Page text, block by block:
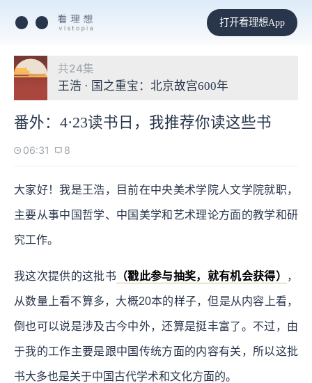
打开看理想App
共24集
王浩 · 国之重宝：北京故宫600年
番外：4·23读书日，我推荐你读这些书
06:31 8
大家好！我是王浩，目前在中央美术学院人文学院就职，
主要从事中国哲学、中国美学和艺术理论方面的教学和研
究工作。
我这次提供的这批书 （戳此参与抽奖，就有机会获得） ，
从数量上看不算多，大概20本的样子，但是从内容上看，
倒也可以说是涉及古今中外，还算是挺丰富了。不过，由
于我的工作主要是跟中国传统方面的内容有关，所以这批
书大多也是关于中国古代学术和文化方面的。